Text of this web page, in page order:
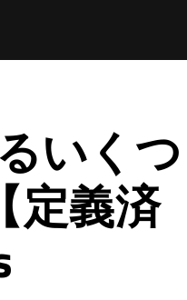
いくつ
定義済